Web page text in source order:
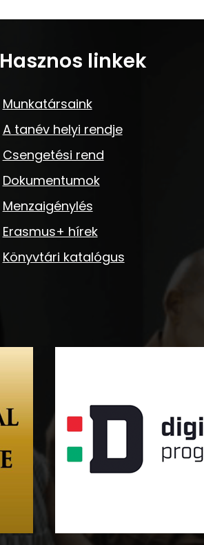
Hasznos linkek
Munkatársaink
A tanév helyi rendje
Csengetési rend
Dokumentumok
Menzaigénylés
Erasmus+ hírek
Könyvtári katalógus